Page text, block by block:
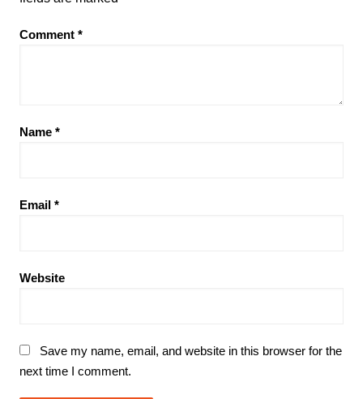
Comment *
Name *
Email *
Website
Save my name, email, and website in this browser for the
next time I comment.